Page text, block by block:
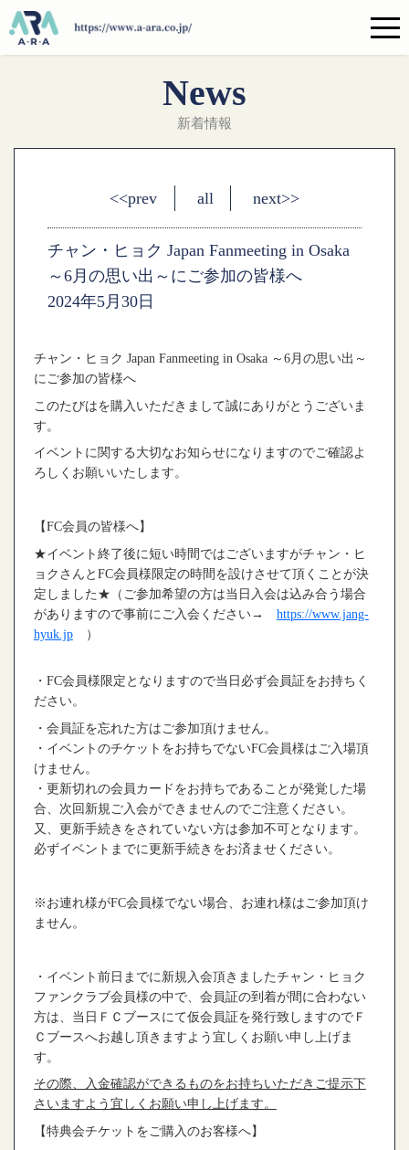
News
新着情報
<<prev all next>>
チャン・ヒョク Japan Fanmeeting in Osaka
～6月の思い出～にご参加の皆様へ
2024年5月30日
チャン・ヒョク Japan Fanmeeting in Osaka ～ 6月の思い出～
にご参加の皆様へ
このたびはを購入いただきまして誠にありがとうございま
す。
イベントに関する大切なお知らせになりますのでご確認よ
ろしくお願いいたします。
【FC会員の皆様へ】
★イベント終了後に短い時間ではございますがチャン・ヒ
ョクさんと FC会員様限定の時間を設けさせて頂くことが決
定しました ★ （ご参加希望の方は当日入会は込み合う場合
がありますので事前にご入会ください→
https://www.jang-
hyuk.jp）
・ FC会員様限定となりますので当日必ず会員証をお持ちく
ださい。
・会員証を忘れた方はご参加頂けません。
・イベントのチケットをお持ちでないFC会員様はご入場頂
けません。
・更新切れの会員カードをお持ちであることが発覚した場
合、次回新規ご入会ができませんのでご注意ください。
又、更新手続きをされていない方は参加不可となります。
必ずイベントまでに更新手続きをお済ませください。
※ お連れ様がFC会員様でない場合、お連れ様はご参加頂け
ません。
・イベント前日までに新規入会頂きましたチャン・ヒョク
ファンクラブ会員様の中で、会員証の到着が間に合わない
方は、当日ＦＣブースにて仮会員証を発行致しますのでＦ
Ｃブースへお越し頂きますよう宜しくお願い申し上げま
す。
その際、入金確認ができるものをお持ちいただきご提示下
さいますよう宜しくお願い申し上げます。
【特典会チケットをご購入のお客様へ】